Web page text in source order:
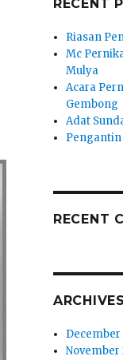
RECENT
Riasan
Mc
Mulya
Acara
Gembong
Adat
RECENT
ARCHIVES
December
November